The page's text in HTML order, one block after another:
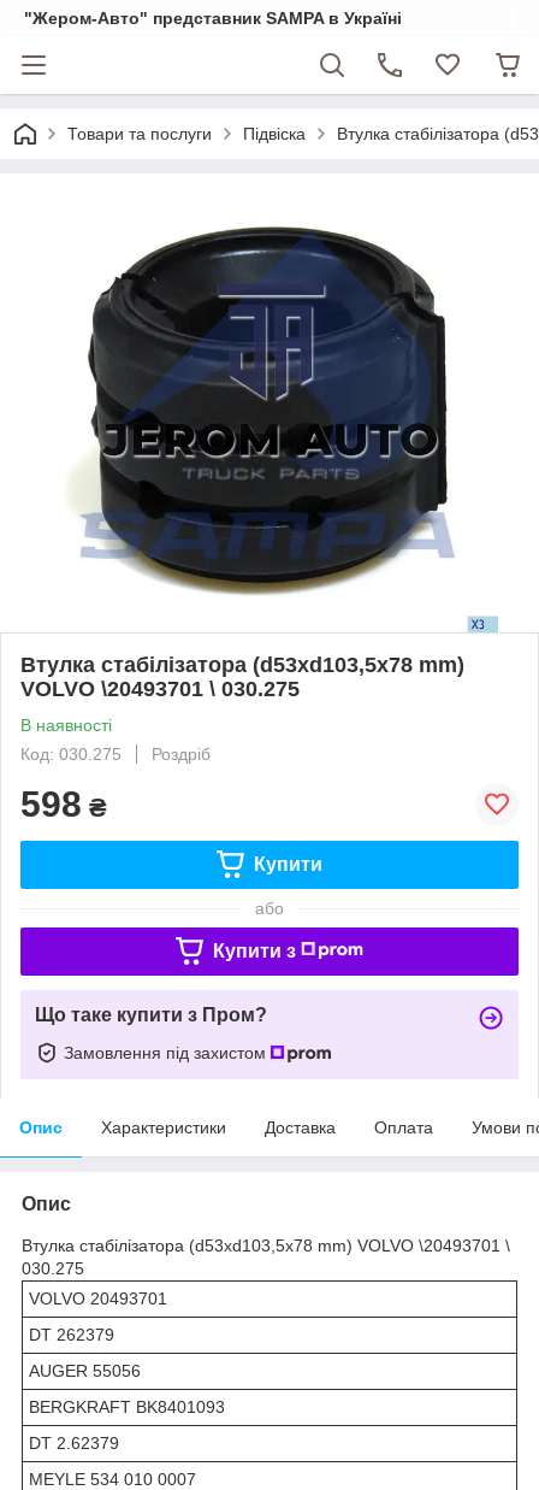
"Жером-Авто" представник SAMPA в Україні
Товари та послуги Підвіска Втулка стабілізатора
Втулка стабілізатора (d53xd103,5x78 mm)
VOLVO \20493701 \ 030.275
В наявності
Код: 030.275
Роздріб
598 ₴
Купити
або
Купити з
Що таке купити з Пром?
Замовлення під захистом
Опис Характеристики Доставка Оплата Умови
Опис
Втулка стабілізатора (d53xd103,5x78 mm) VOLVO \20493701 \
030.275
VOLVO 20493701
DT 262379
AUGER 55056
BERGKRAFT BK8401093
DT 2.62379
MEYLE 534 010 0007